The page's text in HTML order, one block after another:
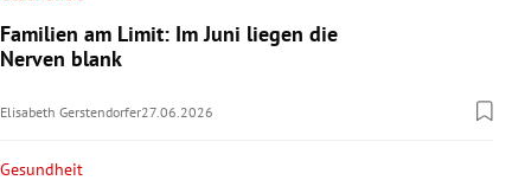
Familien am Limit: Im Juni liegen die
Nerven blank
Elisabeth Gerstendorfer27.06.2026
Gesundheit